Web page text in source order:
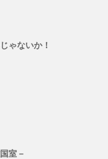
ゃないか！
室－